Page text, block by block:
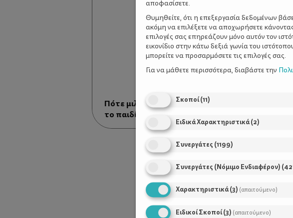
Πότε μιλάνε τα παιδιά και πώς να βοηθήσετε
το παιδί σας να μιλήσει
αποφασίσετε.
Θυμηθείτε, ότι η επεξεργασία δεδομένων
ακόμη να επιλέξετε να αποχωρήσετε κάνοντας
επιλογές σας επηρεάζουν μόνο αυτόν τον
εικονίδιο στην κάτω δεξιά γωνία του
μπορείτε να προσαρμόσετε τις επιλογές σας.
Για να μάθετε περισσότερα, διαβάστε την
Σκοποί(11)
Ειδικά Χαρακτηριστικά(2)
Συνεργάτες (1199)
Συνεργάτες (Νόμιμο Ενδιαφέρον) (
Χαρακτηριστικά(3) (απαιτούμενο)
Ειδικοί Σκοποί(3) (απαιτούμενο)